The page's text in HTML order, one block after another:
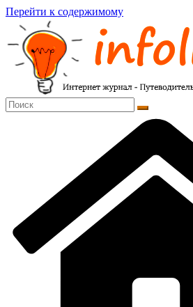
Перейти к содержимому